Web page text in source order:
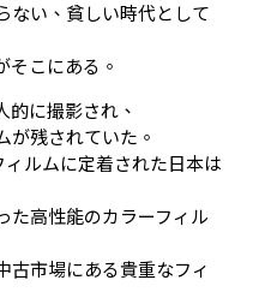
ない、貧しい時代として
そこにある。
的に撮影され、
が残されていた。
ルムに定着された日本は
た高性能のカラーフィル
古市場にある貴重なフィ